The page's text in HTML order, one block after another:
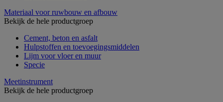
Materiaal voor ruwbouw en afbouw
Bekijk de hele productgroep
Cement, beton en asfalt
Hulpstoffen en toevoegingsmiddelen
Lijm voor vloer en muur
Specie
Meetinstrument
Bekijk de hele productgroep